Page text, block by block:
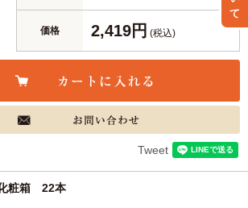
価格 2,419円 (税込)
Tweet
粧箱 22本